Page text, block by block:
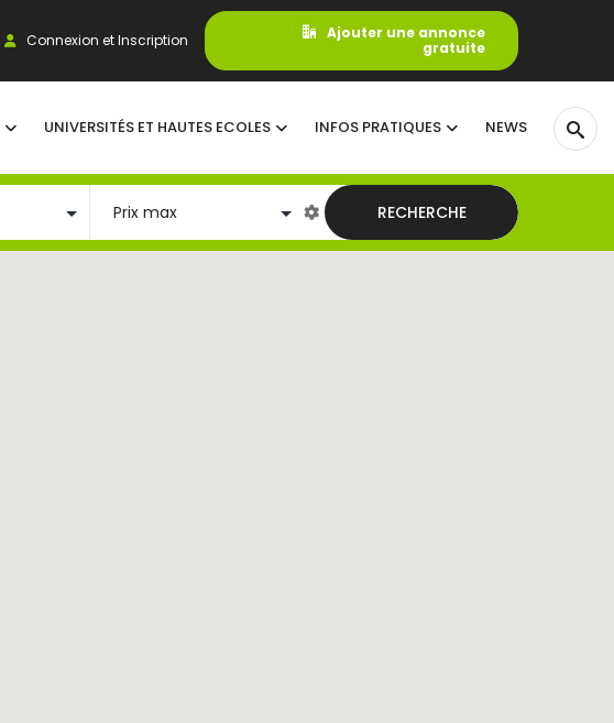
Connexion et Inscription
Ajouter une annonce
gratuite
UNIVERSITÉS ET HAUTES ECOLES INFOS PRATIQUES NEWS
RECHERCHE